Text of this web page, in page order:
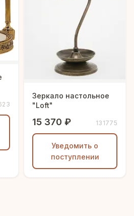
Зеркало настольное
"Loft"
15 370 ₽ 131775
Уведомить о
поступлении